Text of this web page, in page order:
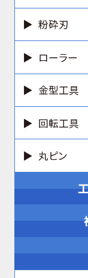
粉砕刃
ローラー
金型工具
回転工具
丸ピン